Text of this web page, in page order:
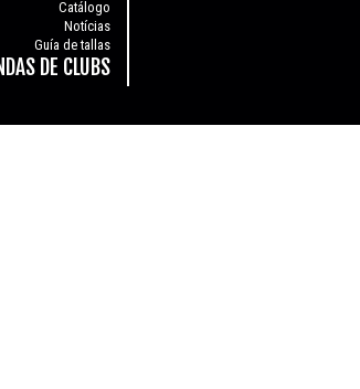
Catálogo
Notícias
Guía de tallas
DE CLUBS